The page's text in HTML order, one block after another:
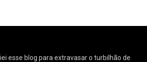
esse blog para extravasar o turbilhão de